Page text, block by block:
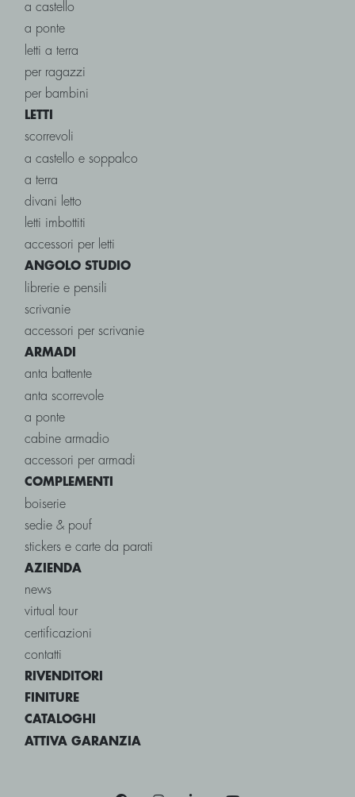
a castello
a ponte
letti a terra
per ragazzi
per bambini
LETTI
scorrevoli
a castello e soppalco
a terra
divani letto
letti imbottiti
accessori per letti
ANGOLO STUDIO
librerie e pensili
scrivanie
accessori per scrivanie
ARMADI
anta battente
anta scorrevole
a ponte
cabine armadio
accessori per armadi
COMPLEMENTI
boiserie
sedie & pouf
stickers e carte da parati
AZIENDA
news
virtual tour
certificazioni
contatti
RIVENDITORI
FINITURE
CATALOGHI
ATTIVA GARANZIA